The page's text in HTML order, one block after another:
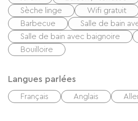
Sèche linge
Wifi gratuit
Barbecue
Salle de bain
Salle de bain avec baignoire
Bouilloire
Langues parlées
Français Anglais